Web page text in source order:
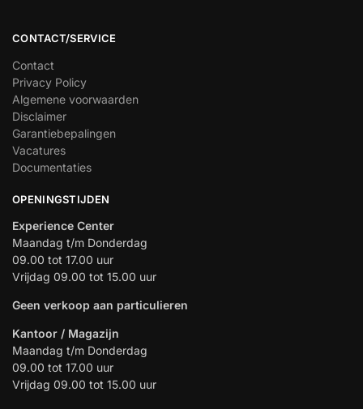
CONTACT/SERVICE
Contact
Privacy Policy
Algemene voorwaarden
Disclaimer
Garantiebepalingen
Vacatures
Documentaties
OPENINGSTIJDEN
Experience Center
Maandag t/m Donderdag
09.00 tot 17.00 uur
Vrijdag 09.00 tot 15.00 uur
Geen verkoop aan particulieren
Kantoor / Magazijn
Maandag t/m Donderdag
09.00 tot 17.00 uur
Vrijdag 09.00 tot 15.00 uur